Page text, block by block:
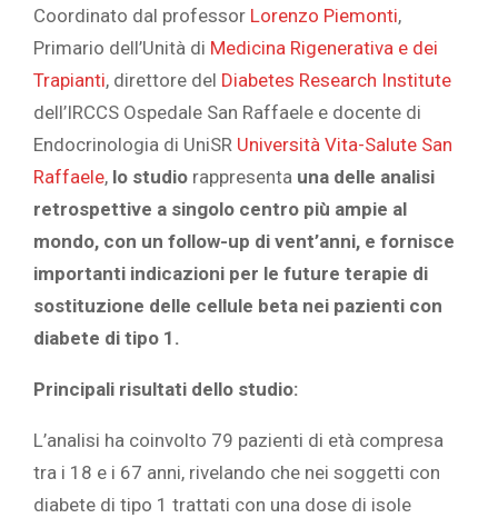
Coordinato dal professor Lorenzo Piemonti,
Primario dell’Unità di Medicina Rigenerativa e dei
Trapianti, direttore del Diabetes Research Institute
dell’IRCCS Ospedale San Raffaele e docente di
Endocrinologia di UniSR Università Vita-Salute San
Raffaele, lo studio rappresenta una delle analisi
retrospettive a singolo centro più ampie al
mondo, con un follow-up di vent’anni, e fornisce
importanti indicazioni per le future terapie di
sostituzione delle cellule beta nei pazienti con
diabete di tipo 1.
Principali risultati dello studio:
L’analisi ha coinvolto 79 pazienti di età compresa
tra i 18 e i 67 anni, rivelando che nei soggetti con
diabete di tipo 1 trattati con una dose di isole